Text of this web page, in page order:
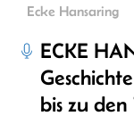
Ecke Hansaring
ECKE
bis zu den